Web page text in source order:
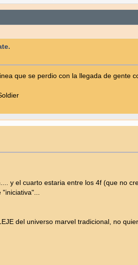
que se perdio con la llegada de gente
y el cuarto estaria entre los 4f (que no
del universo marvel tradicional, no